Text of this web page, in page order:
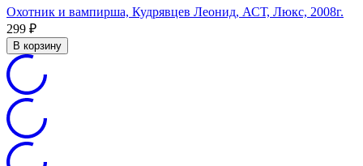
Охотник и вампирша, Кудрявцев Леонид, АСТ, Люкс, 2008г.
299 ₽
В корзину